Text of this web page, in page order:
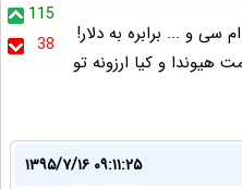
115
38
سی و ... برابره به دلار!
و کیا ارزونه تو
۱۳۹۵/۷/۱۶ ۰۹:۱۱:۲۵